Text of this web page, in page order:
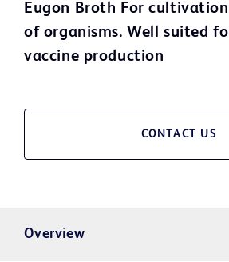
Eugon Broth For
of organisms. Well suited
vaccine production
CONTACT US
Overview